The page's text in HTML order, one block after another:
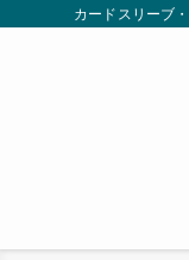
カードスリーブ